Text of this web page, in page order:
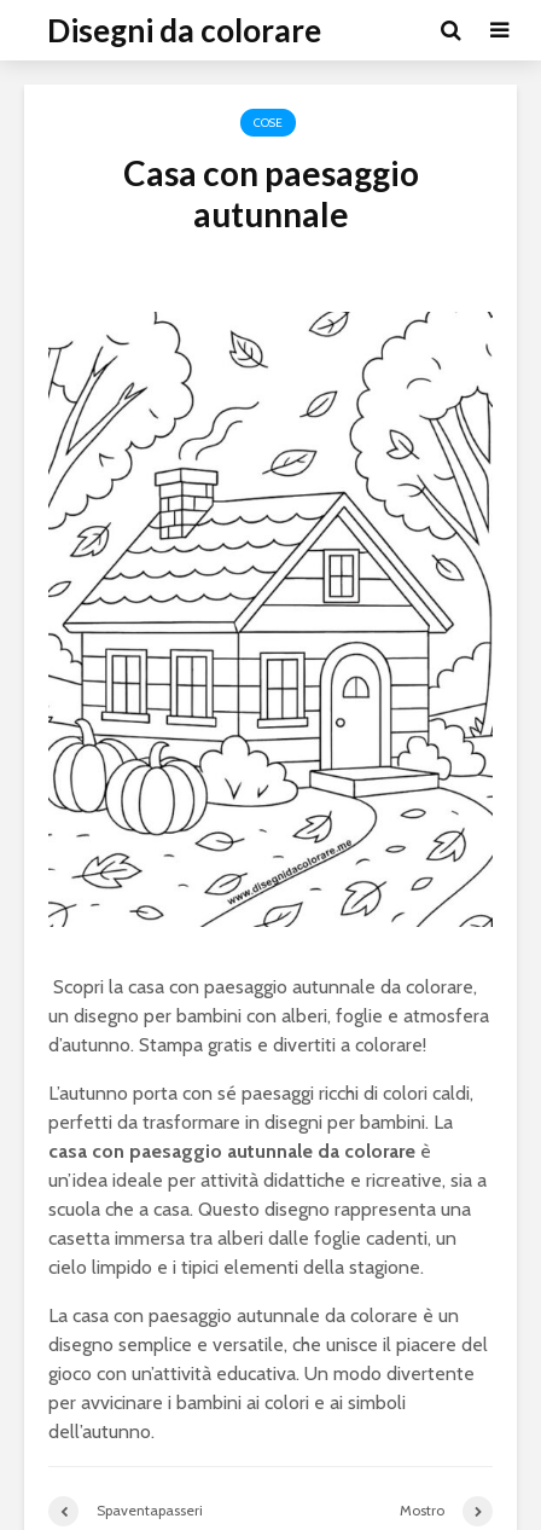
Disegni da colorare
COSE
Casa con paesaggio
autunnale
Scopri la casa con paesaggio autunnale da colorare,
un disegno per bambini con alberi, foglie e atmosfera
d’autunno. Stampa gratis e divertiti a colorare!
L’autunno porta con sé paesaggi ricchi di colori caldi,
perfetti da trasformare in disegni per bambini. La
casa con paesaggio autunnale da colorare è
un’idea ideale per attività didattiche e ricreative, sia a
scuola che a casa. Questo disegno rappresenta una
casetta immersa tra alberi dalle foglie cadenti, un
cielo limpido e i tipici elementi della stagione.
La casa con paesaggio autunnale da colorare è un
disegno semplice e versatile, che unisce il piacere del
gioco con un’attività educativa. Un modo divertente
per avvicinare i bambini ai colori e ai simboli
dell’autunno.
Spaventapasseri Mostro